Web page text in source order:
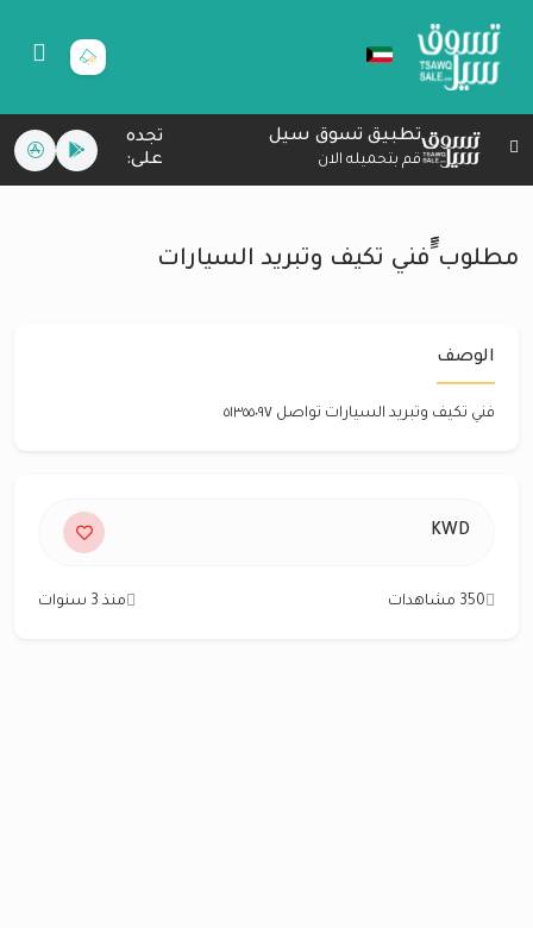
تطبيق تسوق سيل
قم بتحميله الان
تجده
على:
مطلوب ًًًًفني تكيف وتبريد السيارات
الوصف
فني تكيف وتبريد السيارات تواصل ٥١٣٥٥٠٩٧
KWD
350 مشاهدات منذ 3 سنوات